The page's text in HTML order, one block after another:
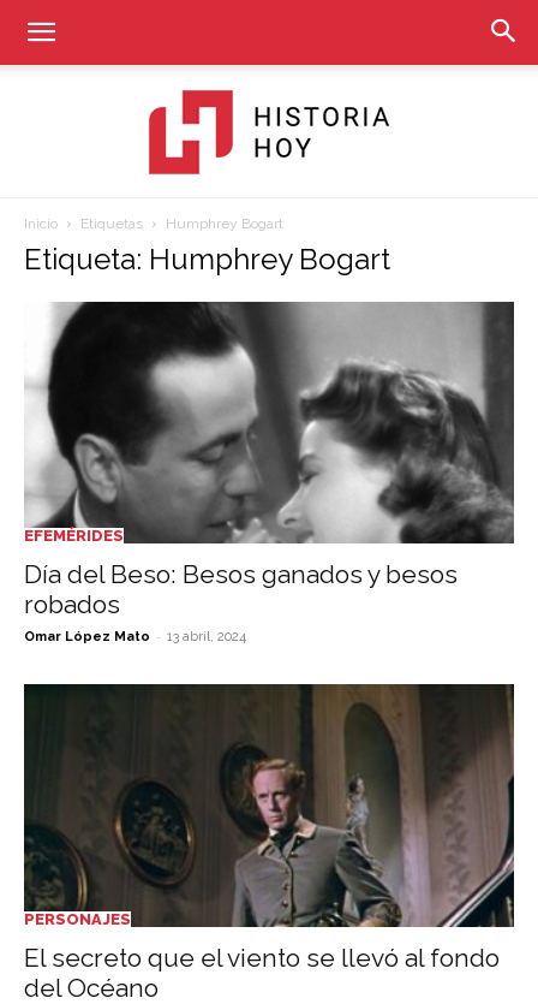
Historia
Inicio Etiquetas Humphrey Bogart
Etiqueta: Humphrey Bogart
EFEMÉRIDES
Día del Beso: Besos ganados y besos
robados
Omar López Mato - 13 abril, 2024
PERSONAJES
El secreto que el viento se llevó al fondo
del Océano